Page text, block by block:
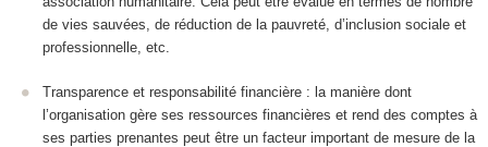
de vies sauvées, de réduction de la pauvreté, d’inclusion sociale et
professionnelle, etc.
Transparence et responsabilité financière : la manière dont
l’organisation gère ses ressources financières et rend des comptes à
ses parties prenantes peut être un facteur important de mesure de la